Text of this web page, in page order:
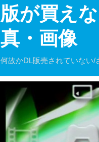
版が買え
真・画像
何故かDL販売されていない/